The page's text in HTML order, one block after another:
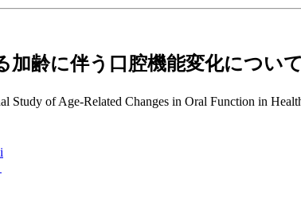
加齢に伴う口腔機能変化につい
Study of Age-Related Changes in Oral Function in